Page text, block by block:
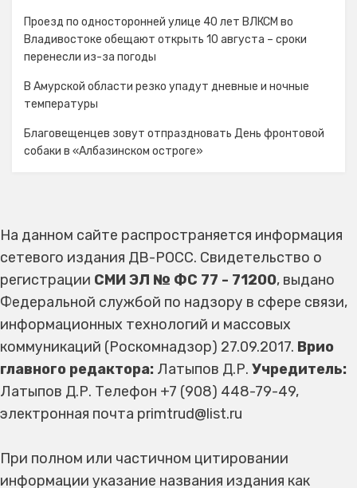
Проезд по односторонней улице 40 лет ВЛКСМ во
Владивостоке обещают открыть 10 августа – сроки
перенесли из-за погоды
В Амурской области резко упадут дневные и ночные
температуры
Благовещенцев зовут отпраздновать День фронтовой
собаки в «Албазинском остроге»
На данном сайте распространяется информация
сетевого издания ДВ-РОСС. Свидетельство о
регистрации СМИ ЭЛ № ФС 77 - 71200, выдано
Федеральной службой по надзору в сфере связи,
информационных технологий и массовых
коммуникаций (Роскомнадзор) 27.09.2017. Врио
главного редактора: Латыпов Д.Р. Учредитель:
Латыпов Д.Р. Телефон +7 (908) 448-79-49,
электронная почта primtrud@list.ru
При полном или частичном цитировании
информации указание названия издания как